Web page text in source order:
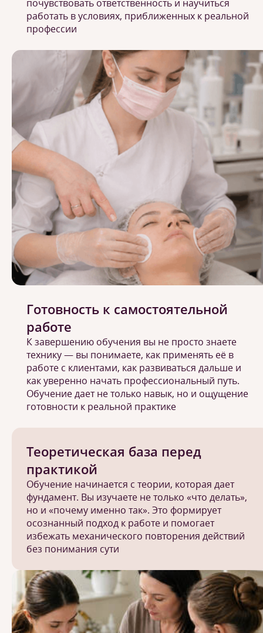
Теоретическая база перед
практикой
Обучение начинается с теории, которая дает
фундамент. Вы изучаете не только «что делать»,
но и «почему именно так». Это формирует
осознанный подход к работе и помогает
избежать механического повторения действий
без понимания сути
почувствовать ответственность и научиться
работать в условиях, приближенных к реальной
профессии
Готовность к самостоятельной
работе
К завершению обучения вы не просто знаете
технику — вы понимаете, как применять её в
работе с клиентами, как развиваться дальше и
как уверенно начать профессиональный путь.
Обучение дает не только навык, но и ощущение
готовности к реальной практике